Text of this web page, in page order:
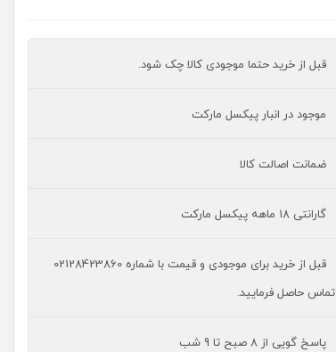
قبل از خرید حتما موجودی کالا چک شود.
موجود در انبار پیکسل مارکت
ضمانت اصالت کالا
گارانتی ۱۸ ماهه پیکسل مارکت
قبل از خرید برای موجودی و قیمت با شماره 02128423860
تماس حاصل فرمایید.
پاسخ گویی از 8 صبح تا 9 شب